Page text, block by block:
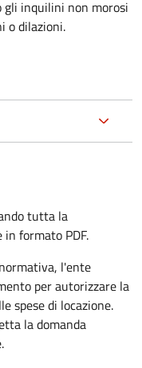
gli inquilini non morosi
o dilazioni.
tutta la
formato PDF.
l'ente
per autorizzare la
spese di locazione.
la domanda